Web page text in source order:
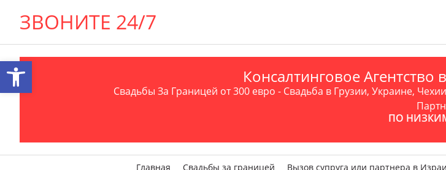
ЗВОНИТЕ 24/7
Консалтинговое Агентство
Свадьбы За Границей от 300 евро - Свадьба в Грузии, Украине,
ПО
Главная Свадьбы за границей Вызов супруга или партнера в
Открыть панель инструментов